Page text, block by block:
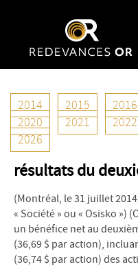
2014 2015 2016
2020
2021 2022
2026
31Juil 2014
Redevances
résultats du
(Montréal, le 31 juillet
« Société » ou « Osisko »)
un bénéfice net au
(36,69 $ par action),
(36,74 $ par action) des